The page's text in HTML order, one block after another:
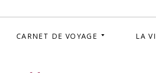
CARNET DE VOYAGE LA